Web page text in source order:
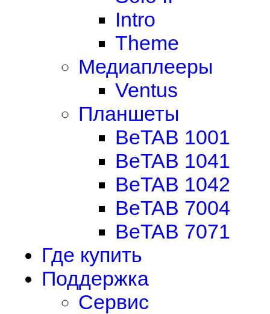
Intro
Theme
Медиаплееры
Ventus
Планшеты
BeTAB 1001
BeTAB 1041
BeTAB 1042
BeTAB 7004
BeTAB 7071
Где купить
Поддержка
Сервис